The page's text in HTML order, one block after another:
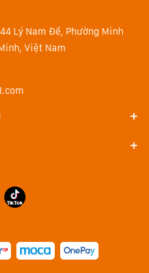
bị bàn phím TrueStrike
gì bán phím cơ. Bàn phím
cách hợp lý, hành
gõ siêu mê. Ngoài ra,
hỗ trợ cho người dùng làm
một cách thuận lợi, cho
nhạy và chính xác.
Lý Nam Đế, Phường Minh
Việt Nam